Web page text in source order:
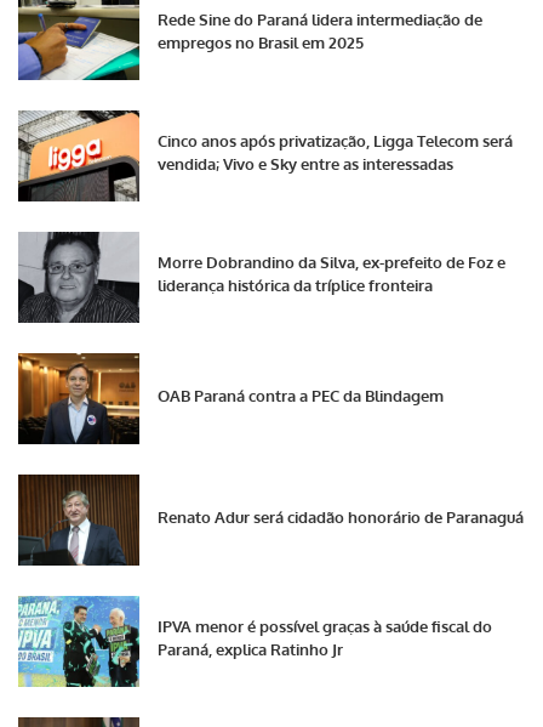
Rede Sine do Paraná lidera intermediação de
empregos no Brasil em 2025
Cinco anos após privatização, Ligga Telecom será
vendida; Vivo e Sky entre as interessadas
Morre Dobrandino da Silva, ex-prefeito de Foz e
liderança histórica da tríplice fronteira
OAB Paraná contra a PEC da Blindagem
Renato Adur será cidadão honorário de Paranaguá
IPVA menor é possível graças à saúde fiscal do
Paraná, explica Ratinho Jr